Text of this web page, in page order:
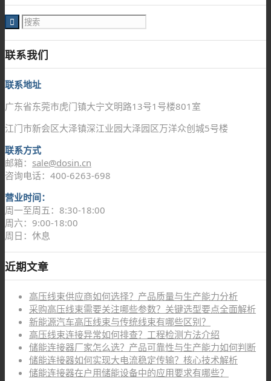
联系我们
联系地址
广东省东莞市虎门镇大宁文明路13号1号楼801室
江门市新会区大泽镇深江业园大泽园区万洋众创城5号楼
联系方式
邮箱： sale@dosin.cn
咨询电话：400-6263-698
营业时间：
周一至周五：8:30-18:00
周六：9:00-18:00
周日：休息
近期文章
高压线束供应商如何选择？产品质量与生产能力分析
采购高压线束需要关注哪些参数？关键选型要点全面解析
新能源汽车高压线束与传统线束有哪些区别？
高压线束连接异常如何排查？工程检测方法介绍
储能连接器厂家怎么选？产品可靠性与生产能力如何判断
储能连接器如何实现大电流稳定传输？核心技术解析
储能连接器在户用储能设备中的应用要求有哪些？